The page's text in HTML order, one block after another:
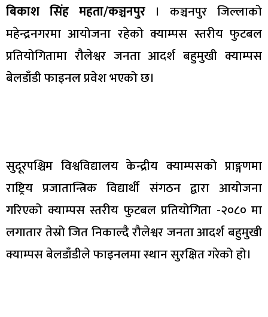
बिकाश सिंह महता/कञ्चनपुर। कञ्चनपुर जिल्लाको
महेन्द्रनगरमा आयोजना रहेको क्याम्पस स्तरीय फुटबल
प्रतियोगितामा रौलेश्वर जनता आदर्श बहुमुखी क्याम्पस
बेलडाँडी फाइनल प्रवेश भएको छ।
सुदूरपश्चिम विश्वविद्यालय केन्द्रीय क्याम्पसको प्राङ्गणमा
राष्ट्रिय प्रजातान्त्रिक विद्यार्थी संगठन द्वारा आयोजना
गरिएको क्याम्पस स्तरीय फुटबल प्रतियोगिता -२०८० मा
लगातार तेस्रो जित निकाल्दै रौलेश्वर जनता आदर्श बहुमुखी
क्याम्पस बेलडाँडीले फाइनलमा स्थान सुरक्षित गरेको हो।